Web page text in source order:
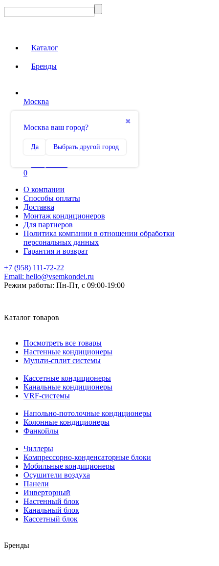
Каталог
Бренды
Москва
✖
Москва ваш город?
Да Выбрать другой город
Сравнение
0
О компании
Способы оплаты
Доставка
Монтаж кондиционеров
Для партнеров
Политика компании в отношении обработки
персональных данных
Гарантия и возврат
+7 (958) 111-72-22
Email: hello@vsemkondei.ru
Режим работы: Пн-Пт, с 09:00-19:00
Каталог товаров
Посмотреть все товары
Настенные кондиционеры
Мульти-сплит системы
Кассетные кондиционеры
Канальные кондиционеры
VRF-системы
Напольно-потолочные кондиционеры
Колонные кондиционеры
Фанкойлы
Чиллеры
Компрессорно-конденсаторные блоки
Мобильные кондиционеры
Осушители воздуха
Панели
Инверторный
Настенный блок
Канальный блок
Кассетный блок
Бренды